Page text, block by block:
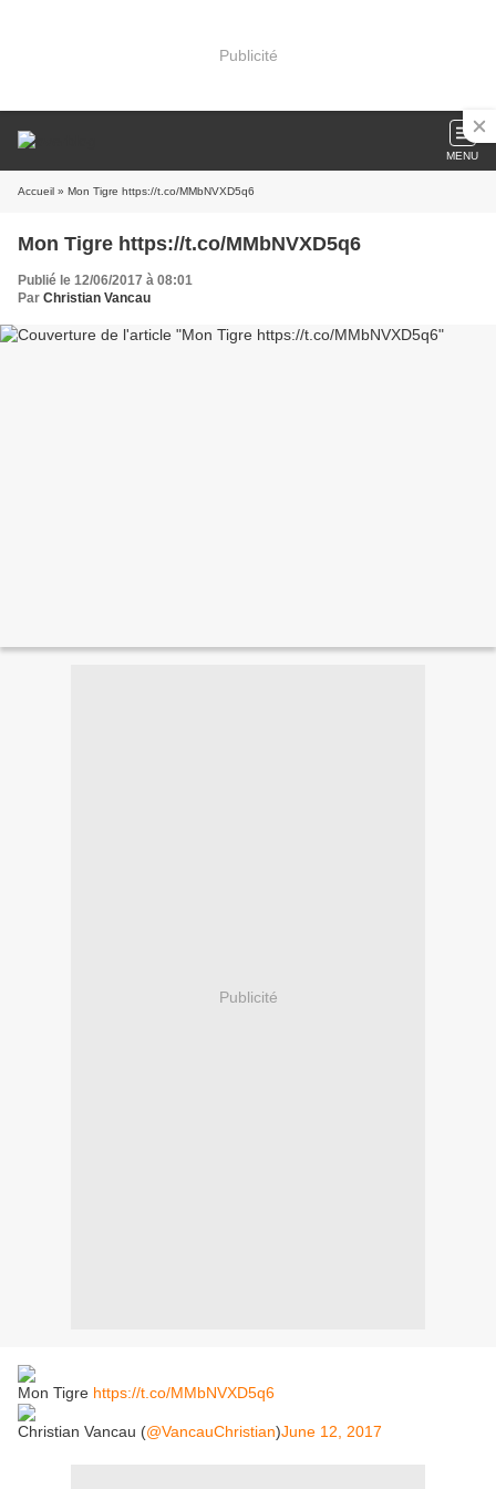
Publicité
MENU
Accueil » Mon Tigre https://t.co/MMbNVXD5q6
Mon Tigre https://t.co/MMbNVXD5q6
Publié le 12/06/2017 à 08:01
Par Christian Vancau
Publicité
Mon Tigre https://t.co/MMbNVXD5q6
Christian Vancau (@VancauChristian)June 12, 2017